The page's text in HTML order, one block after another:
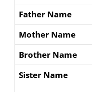
Father Name
Mother Name
Brother Name
Sister Name